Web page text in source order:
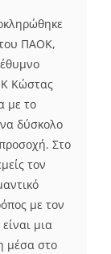
ΠΑΟΚ,
Κώστας
με το
δύσκολο
Στο
τον
με τον
μια
μέσα στο